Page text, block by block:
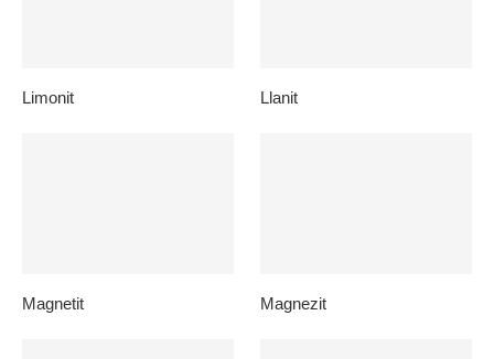
Limonit Llanit
Magnetit Magnezit